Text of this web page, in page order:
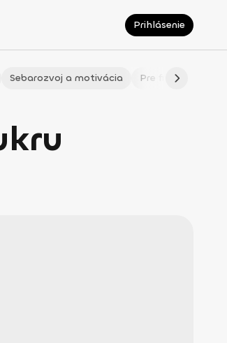
Prihlásenie
Sebarozvoj a motivácia Pre fitmaminky